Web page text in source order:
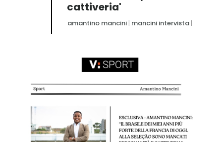
cattiveria'
amantino mancini | mancini intervista |